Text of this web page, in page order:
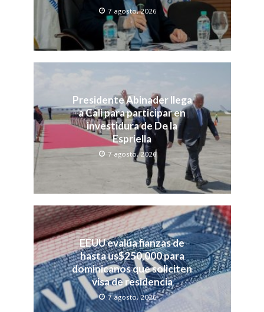
7 agosto, 2026
Presidente Abinader llega
a Cali para participar en
investidura de De la
Espriella
7 agosto, 2026
EEUU evalúa fianzas de
hasta us$250,000 para
dominicanos que soliciten
visa de residencia
7 agosto, 2026